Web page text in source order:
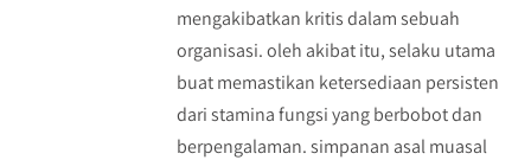
mengakibatkan kritis dalam sebuah
organisasi. oleh akibat itu, selaku utama
buat memastikan ketersediaan persisten
dari stamina fungsi yang berbobot dan
berpengalaman. simpanan asal muasal